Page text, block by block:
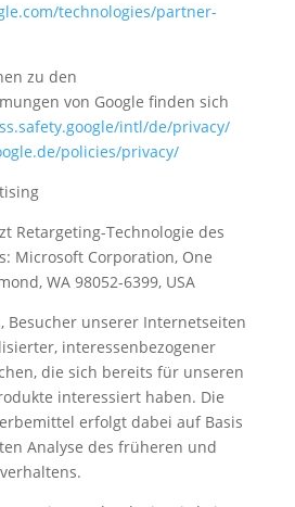
/technologies/partner-
zu den
von Google finden sich
/intl/de/privacy/
/policies/privacy/
Retargeting-Technologie des
Microsoft Corporation, One
WA 98052-6399, USA
Besucher unserer Internetseiten
interessenbezogener
die sich bereits für unseren
interessiert haben. Die
erfolgt dabei auf Basis
Analyse des früheren und